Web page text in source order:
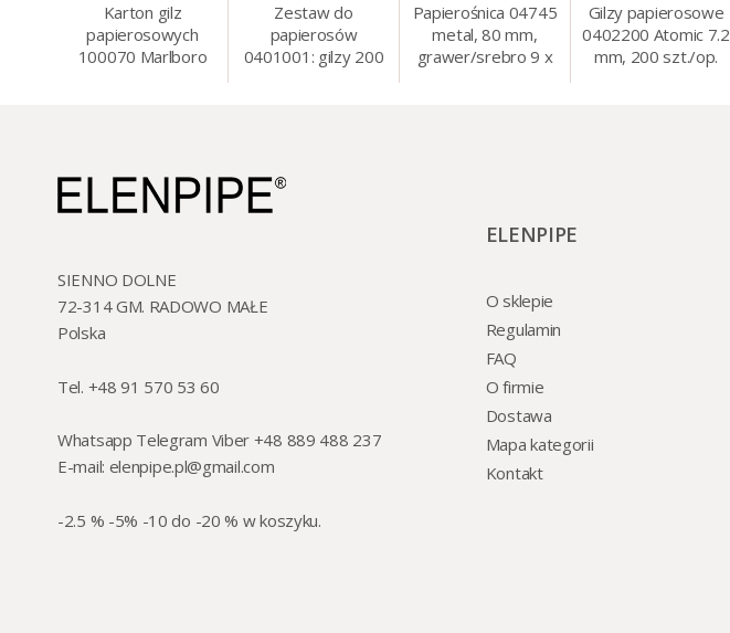
Karton gilz
papierosowych
100070 Marlboro
Zestaw do
papierosów
0401001: gilzy 200
Papierośnica 04745
metal, 80 mm,
grawer/srebro 9 x
Gilzy papierosowe
0402200 Atomic 7.2
mm, 200 szt./op.
SIENNO DOLNE
72-314 GM. RADOWO MAŁE
Polska
Tel. +48 91 570 53 60
Whatsapp Telegram Viber +48 889 488 237
E-mail: elenpipe.pl@gmail.com
-2.5 % -5% -10 do -20 % w koszyku.
ELENPIPE
O sklepie
Regulamin
FAQ
O firmie
Dostawa
Mapa kategorii
Kontakt